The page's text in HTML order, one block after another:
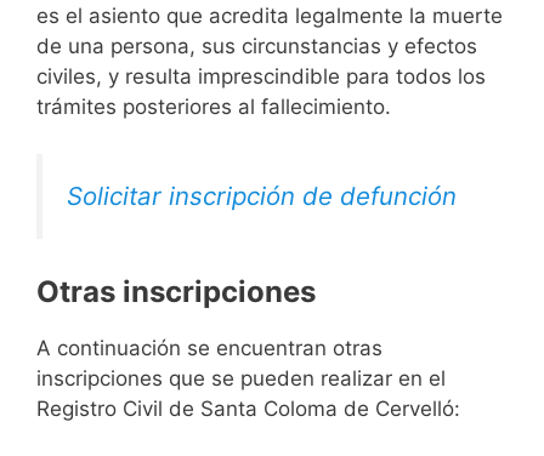
es el asiento que acredita legalmente la muerte
de una persona, sus circunstancias y efectos
civiles, y resulta imprescindible para todos los
trámites posteriores al fallecimiento.
Solicitar inscripción de defunción
Otras inscripciones
A continuación se encuentran otras
inscripciones que se pueden realizar en el
Registro Civil de Santa Coloma de Cervelló: